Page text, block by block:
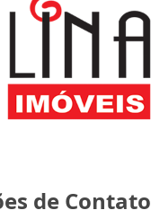
de Contato